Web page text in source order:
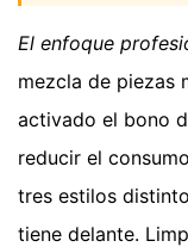
El enfoque
mezcla de piezas
activado el bono
reducir el
tres estilos
tiene delante.